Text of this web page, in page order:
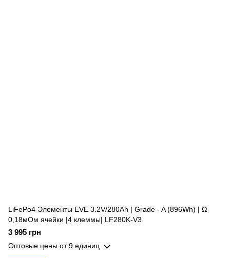
LiFePo4 Элементы EVE 3.2V/280Ah | Grade - A (896Wh) | Ω
0,18мОм ячейки |4 клеммы| LF280K-V3
3 995 грн
Оптовые цены от 9 единиц